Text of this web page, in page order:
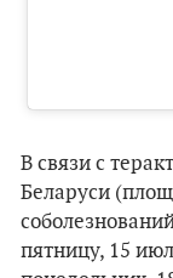
В связи с
Беларуси
пятницу, 15